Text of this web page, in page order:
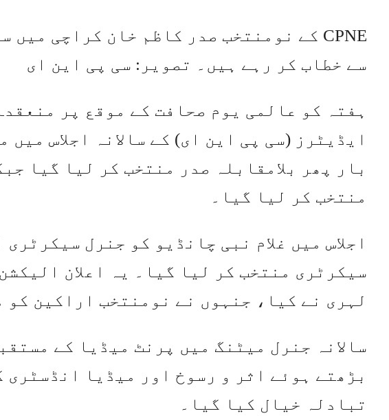
سے خطاب کر رہے ہیں۔ تصویر: سی پی این ای
ہفتہ کو عالمی یوم صحافت کے موقع پر
ایڈیٹرز (سی پی این ای) کے سالانہ اجلاس
بار پھر بلامقابلہ صدر منتخب کر لیا گیا
منتخب کر لیا گیا۔
اجلاس میں غلام نبی چانڈیو کو جنرل
سیکرٹری منتخب کر لیا گیا۔ یہ اعلان
لہری نے کیا، جنہوں نے نومنتخب اراکین کو
سالانہ جنرل میٹنگ میں پرنٹ میڈیا کے
بڑھتے ہوئے اثر و رسوخ اور میڈیا انڈسٹری
تبادلہ خیال کیا گیا۔